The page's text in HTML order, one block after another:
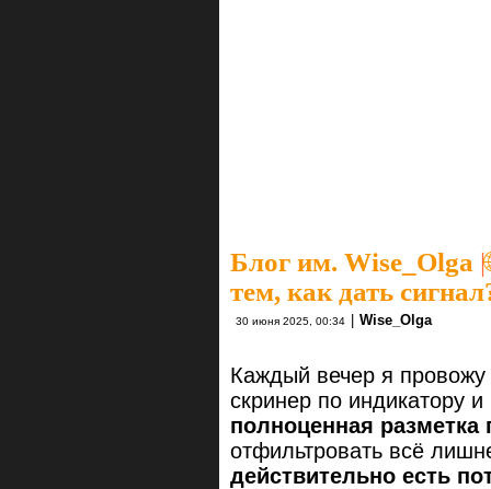
Блог им. Wise_Olga |
тем, как дать
30 июня 2025, 00:34 Wise_Olga
Каждый вечер я провожу
скринер по индикатору
полноценная разметка
отфильтровать всё
действительно есть